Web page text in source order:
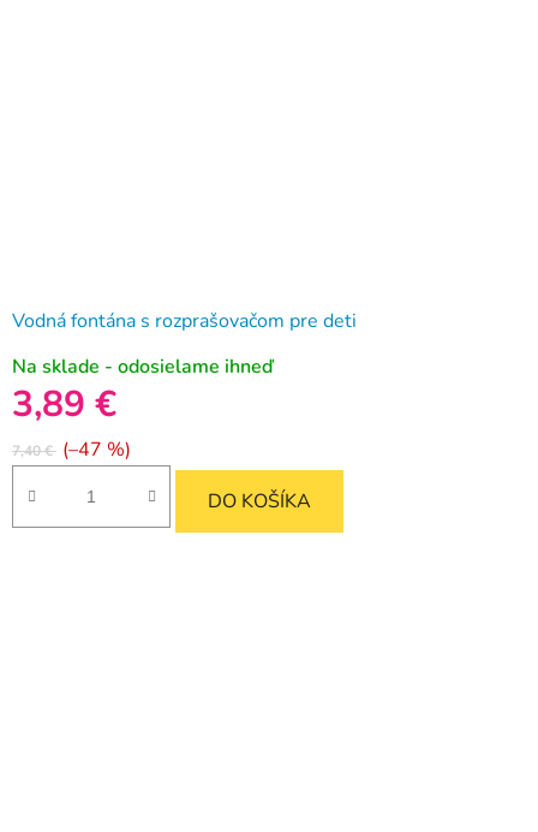
Vodná fontána s rozprašovačom pre deti
Na sklade - odosielame ihneď
3,89 €
7,40 € (–47 %)
DO KOŠÍKA